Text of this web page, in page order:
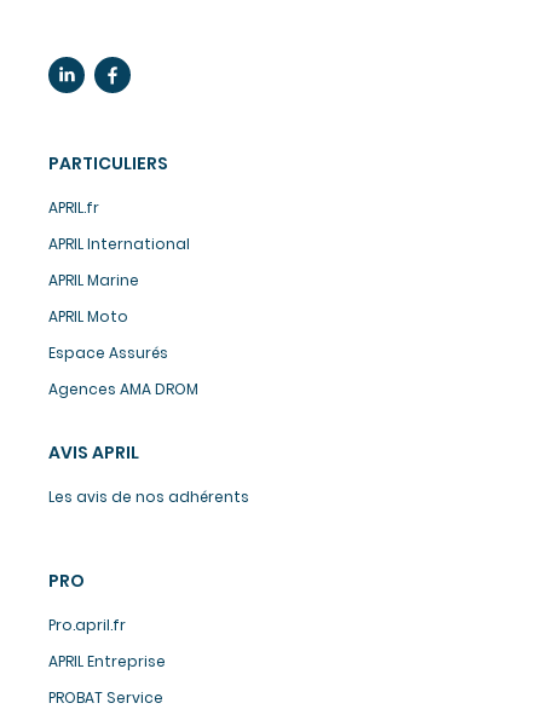
PARTICULIERS
APRIL.fr
APRIL International
APRIL Marine
APRIL Moto
Espace Assurés
Agences AMA DROM
AVIS APRIL
Les avis de nos adhérents
PRO
Pro.april.fr
APRIL Entreprise
PROBAT Service